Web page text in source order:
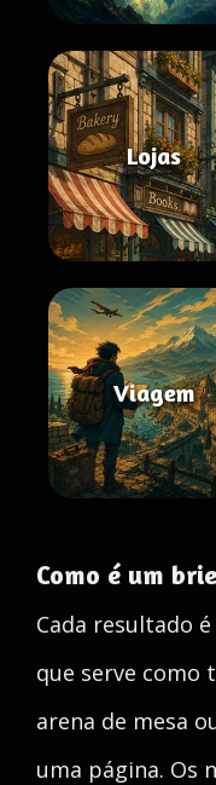
Lojas
Viagem
Como é um
Cada resultado
que serve como
arena de mesa
uma página. Os